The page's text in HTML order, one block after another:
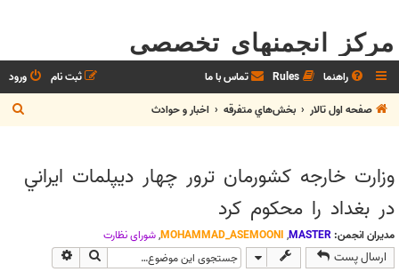
مرکز انجمنهای تخصصی
راهنما Rules تماس با ما ورود
ثبت نام
صفحه اول تالار
بخش‌‌هاي متفرقه اخبار و حوادث
س
وزارت خارجه كشورمان ترور چهار ديپلمات ايراني
در بغداد را محكوم كرد
مدیران انجمن: MASTER
,
MOHAMMAD_ASEMOONI
,شوراي نظارت
ارسال پست جستجو